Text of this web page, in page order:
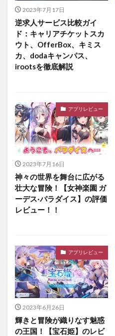
2023年7月17日
逆求人サービス比較ガイ
ド：キャリアチケットスカ
ウト、OfferBox、キミス
カ、dodaキャンパス、
irootsを徹底解説
アプリレビュー
2023年7月16日
神々の世界を舞台に広がる
壮大な冒険！【女神楽園 ガ
ーデス·パラダイス】の評価
レビュー！！
アプリレビュー
2023年6月26日
輝きと冒険が織りなす魅惑
の王国！【宝石姫】のレビ